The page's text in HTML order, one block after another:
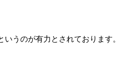
うのが有力とされております。